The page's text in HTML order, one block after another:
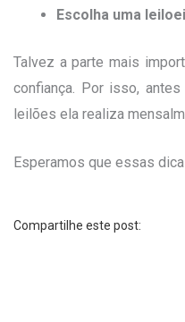
Escolha uma
Talvez a parte mais
confiança. Por isso,
leilões ela realiza
Esperamos que essas
Compartilhe este post: